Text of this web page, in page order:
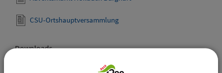
CSU-Ortshauptversammlung
Downloads
Den gewählten Termin als VCS-Kalenderdatei